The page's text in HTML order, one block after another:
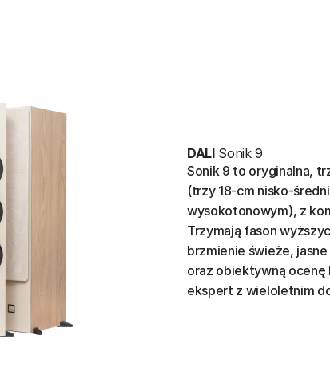
DALISonik 9
Sonik 9 to oryginalna,
(trzy 18-cm nisko-
wysokotonowym), z
Trzymają fason
brzmienie świeże,
oraz obiektywną ocenę
ekspert z wieloletnim